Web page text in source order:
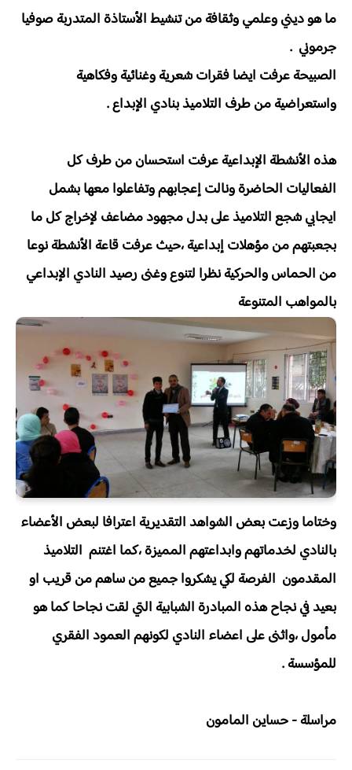
ما هو ديني وعلمي وثقافة من تنشيط الأستاذة المتدربة صوفيا
جرموني .
الصبيحة عرفت ايضا فقرات شعرية وغنائية وفكاهية
واستعراضية من طرف التلاميذ بنادي الإبداع .
هذه الأنشطة الإبداعية عرفت استحسان من طرف كل
الفعاليات الحاضرة ونالت إعجابهم وتفاعلوا معها بشمل
ايجابي شجع التلاميذ على بدل مجهود مضاعف لإخراج كل ما
بجعبتهم من مؤهلات إبداعية ،حيث عرفت قاعة الأنشطة نوعا
من الحماس والحركية نظرا لتنوع وغنى رصيد النادي الإبداعي
بالمواهب المتنوعة
وختاما وزعت بعض الشواهد التقديرية اعترافا لبعض الأعضاء
بالنادي لخدماتهم وابداعتهم المميزة ،كما اغتنم التلاميذ
المقدمون الفرصة لكي يشكروا جميع من ساهم من قريب او
بعيد في نجاح هذه المبادرة الشبابية التي لقت نجاحا كما هو
مأمول ،واثنى على اعضاء النادي لكونهم العمود الفقري
للمؤسسة .
مراسلة - حساين المامون